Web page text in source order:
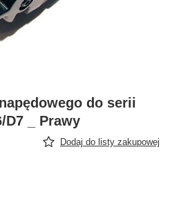
do serii
D7 _ Prawy
Dodaj do listy zakupowej